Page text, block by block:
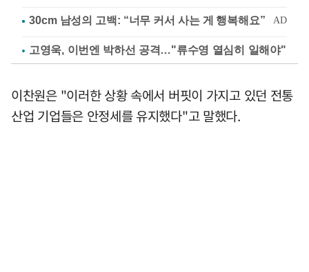
고영욱, 이번엔 박하선 공격…"류수영 열심히 일해야"
이찬원은 "이러한 상황 속에서 버핏이 가지고 있던 전통
산업 기업들은 안정세를 유지했다"고 말했다.